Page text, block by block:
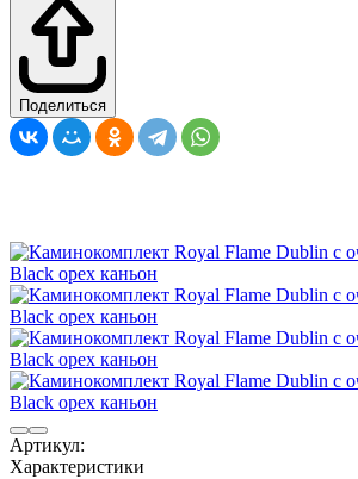
Поделиться
Артикул:
Характеристики